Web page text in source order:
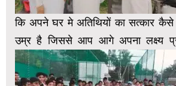
कि अपने घर मे अतिथियों का सत्कार
उम्र है जिससे आप आगे अपना लक्ष्य